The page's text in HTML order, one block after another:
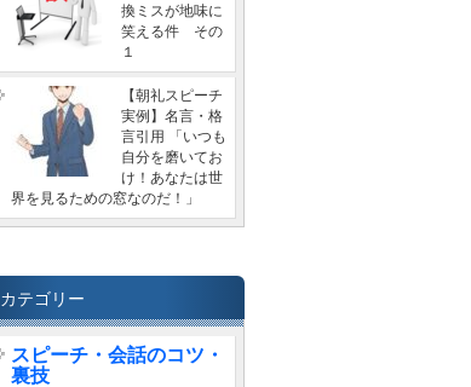
換ミスが地味に
笑える件 その
１
【朝礼スピーチ
実例】名言・格
言引用 「いつも
自分を磨いてお
け！あなたは世
界を見るための窓なのだ！」
カテゴリー
スピーチ・会話のコツ・
裏技